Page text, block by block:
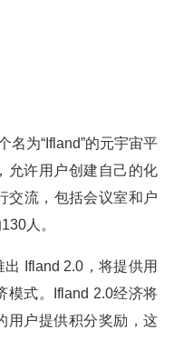
名为“Ifland”的元宇宙平
允许用户创建自己的化
交流，包括会议室和户
人。
Ifland 2.0，将提供用
模式。Ifland 2.0经济将
用户提供积分奖励，这